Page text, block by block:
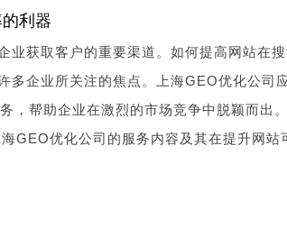
利器
业获取客户的重要渠道。如何提高网站在搜
多企业所关注的焦点。上海GEO优化公司
，帮助企业在激烈的市场竞争中脱颖而出
GEO优化公司的服务内容及其在提升网站